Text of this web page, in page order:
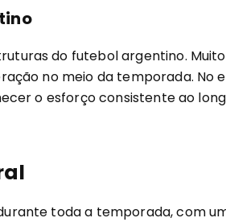
do futebol argentino.
no meio da temporada. No
o esforço consistente ao
toda a temporada, com